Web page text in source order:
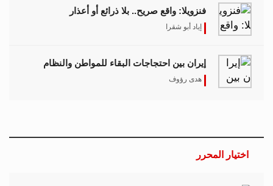
فنزويلا: واقع صريح.. بلا ذرائع أو أعذار
إياد أبو شقرا
إيران بين احتجاجات البقاء للمواطن والنظام
هدى رؤوف
اختيار المحرر